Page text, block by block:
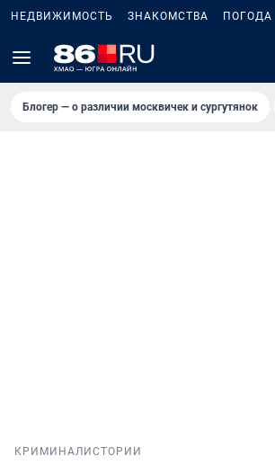
НЕДВИЖИМОСТЬ ЗНАКОМСТВА ПОГОДА
Блогер — о различии москвичек и сургутянок
КРИМИНАЛ ИСТОРИИ